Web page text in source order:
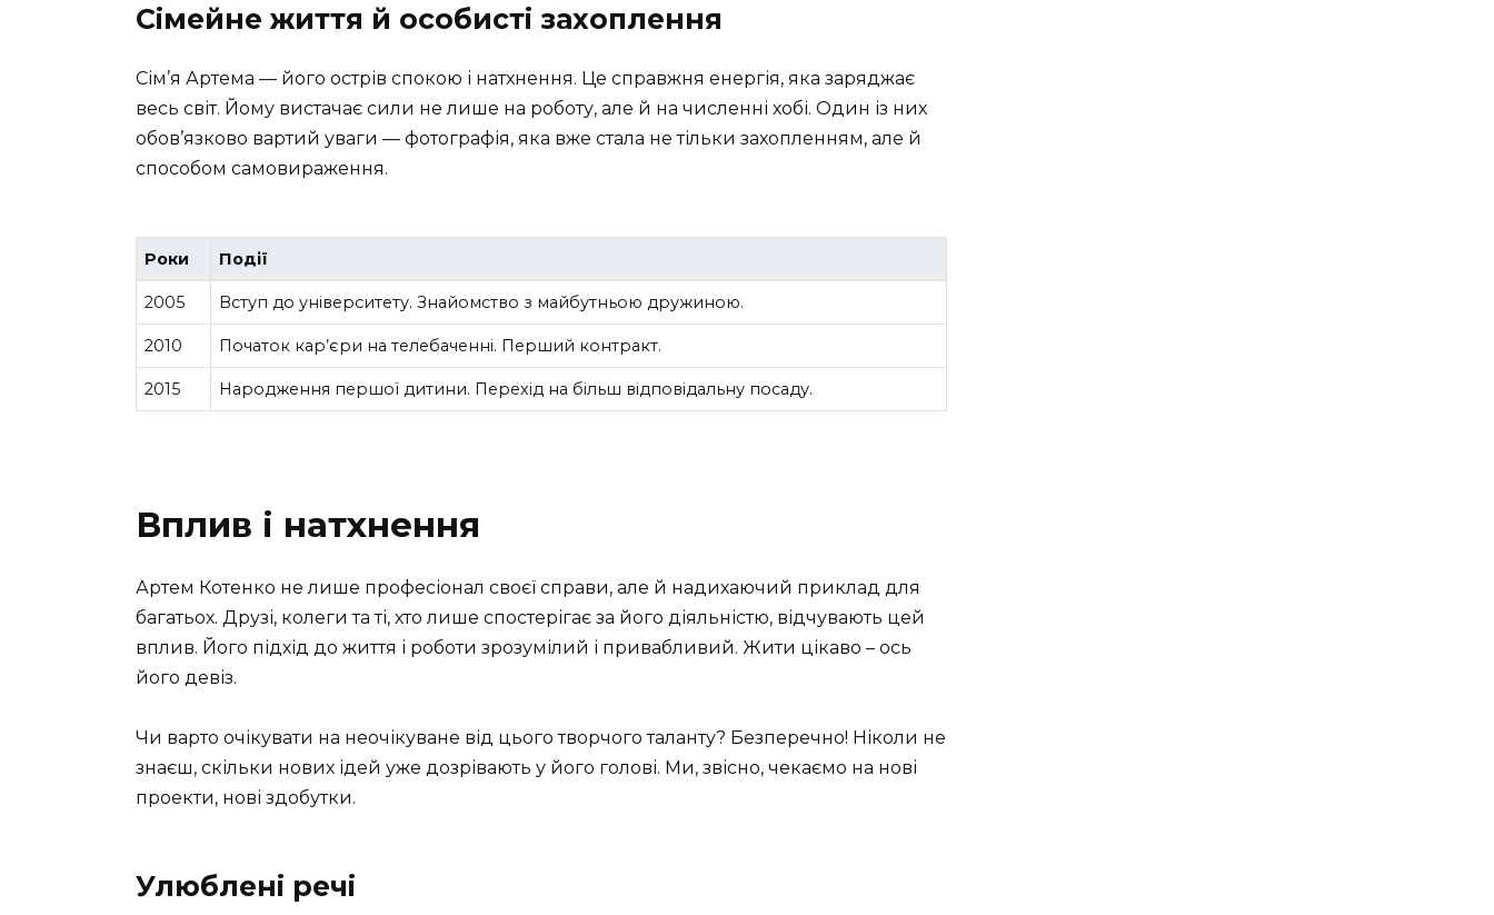
Сімейне життя й особисті захоплення
Сім’я Артема — його острів спокою і натхнення. Це справжня енергія, яка заряджає
весь світ. Йому вистачає сили не лише на роботу, але й на численні хобі. Один із них
обов’язково вартий уваги — фотографія, яка вже стала не тільки захопленням, але й
способом самовираження.
Роки Події
2005 Вступ до університету. Знайомство з майбутньою дружиною.
2010 Початок кар’єри на телебаченні. Перший контракт.
2015 Народження першої дитини. Перехід на більш відповідальну посаду.
Вплив і натхнення
Артем Котенко не лише професіонал своєї справи, але й надихаючий приклад для
багатьох. Друзі, колеги та ті, хто лише спостерігає за його діяльністю, відчувають цей
вплив. Його підхід до життя і роботи зрозумілий і привабливий. Жити цікаво – ось
його девіз.
Чи варто очікувати на неочікуване від цього творчого таланту? Безперечно! Ніколи не
знаєш, скільки нових ідей уже дозрівають у його голові. Ми, звісно, чекаємо на нові
проекти, нові здобутки.
Улюблені речі